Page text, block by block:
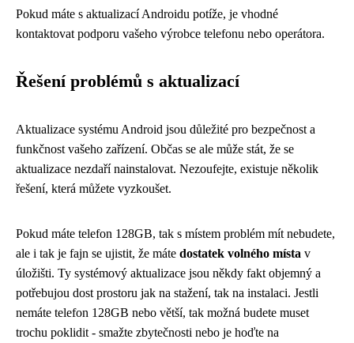
Pokud máte s aktualizací Androidu potíže, je vhodné
kontaktovat podporu vašeho výrobce telefonu nebo operátora.
Řešení problémů s aktualizací
Aktualizace systému Android jsou důležité pro bezpečnost a
funkčnost vašeho zařízení. Občas se ale může stát, že se
aktualizace nezdaří nainstalovat. Nezoufejte, existuje několik
řešení, která můžete vyzkoušet.
Pokud máte telefon 128GB, tak s místem problém mít nebudete,
ale i tak je fajn se ujistit, že máte dostatek volného místa v
úložišti. Ty systémový aktualizace jsou někdy fakt objemný a
potřebujou dost prostoru jak na stažení, tak na instalaci. Jestli
nemáte telefon 128GB nebo větší, tak možná budete muset
trochu poklidit - smažte zbytečnosti nebo je hoďte na